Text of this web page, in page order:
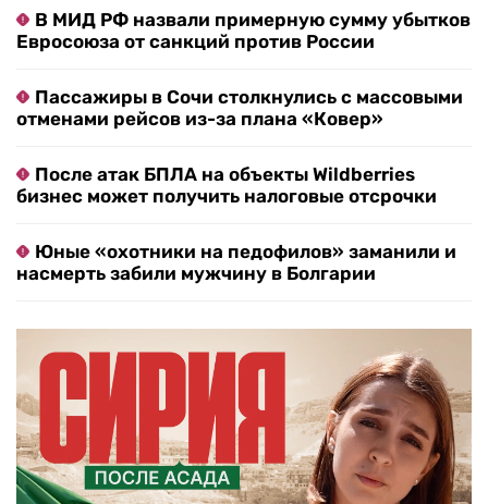
В МИД РФ назвали примерную сумму убытков
Евросоюза от санкций против России
Пассажиры в Сочи столкнулись с массовыми
отменами рейсов из-за плана «Ковер»
После атак БПЛА на объекты Wildberries
бизнес может получить налоговые отсрочки
Юные «охотники на педофилов» заманили и
насмерть забили мужчину в Болгарии